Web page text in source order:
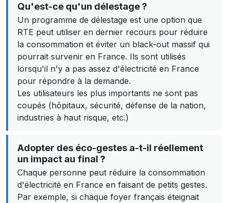
Qu'est-ce qu'un délestage ?
Un programme de délestage est une option que
RTE peut utiliser en dernier recours pour réduire
la consommation et éviter un black-out massif qui
pourrait survenir en France. Ils sont utilisés
lorsqu'il n'y a pas assez d'électricité en France
pour répondre à la demande.
Les utilisateurs les plus importants ne sont pas
coupés (hôpitaux, sécurité, défense de la nation,
industries à haut risque, etc.)
Adopter des éco-gestes a-t-il réellement
un impact au final ?
Chaque personne peut réduire la consommation
d'électricité en France en faisant de petits gestes.
Par exemple, si chaque foyer français éteignait